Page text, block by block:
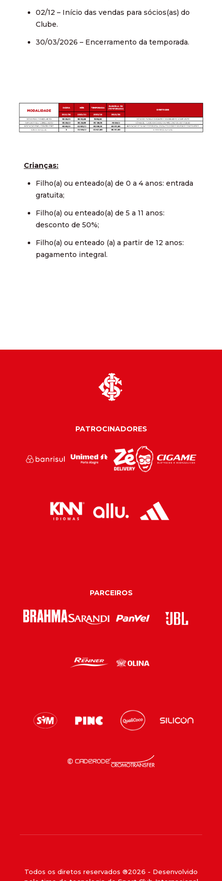
02/12 – Início das vendas para sócios(as) do
Clube.
30/03/2026 – Encerramento da temporada.
Crianças:
Filho(a) ou enteado(a) de 0 a 4 anos: entrada
gratuita;
Filho(a) ou enteado(a) de 5 a 11 anos:
desconto de 50%;
Filho(a) ou enteado (a) a partir de 12 anos:
pagamento integral.
PATROCINADORES
PARCEIROS
Todos os diretos reservados ®2026 - Desenvolvido